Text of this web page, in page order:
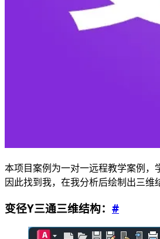
本项目案例为一对一远程教学案例
因此找到我，在我分析后绘制出三维
变径Y三通三维结构： #